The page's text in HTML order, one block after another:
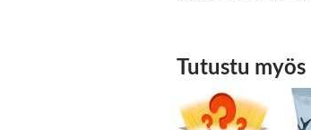
Tutustu myös